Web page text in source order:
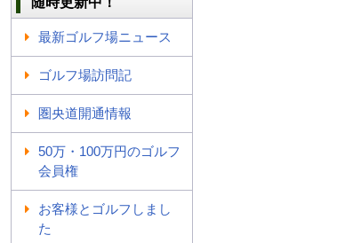
最新ゴルフ場ニュース
ゴルフ場訪問記
圏央道開通情報
50万・100万円のゴルフ
会員権
お客様とゴルフしまし
た